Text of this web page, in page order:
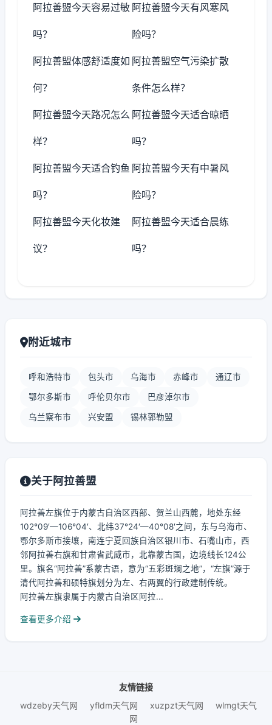
阿拉善盟今天容易过敏
吗？
阿拉善盟今天有风寒风
险吗？
阿拉善盟体感舒适度如
何？
阿拉善盟空气污染扩散
条件怎么样？
阿拉善盟今天路况怎么
样？
阿拉善盟今天适合晾晒
吗？
阿拉善盟今天适合钓鱼
吗？
阿拉善盟今天有中暑风
险吗？
阿拉善盟今天化妆建
议？
阿拉善盟今天适合晨练
吗？
附近城市
呼和浩特市 包头市 乌海市 赤峰市 通辽市
鄂尔多斯市 呼伦贝尔市 巴彦淖尔市
乌兰察布市 兴安盟 锡林郭勒盟
关于阿拉善盟
阿拉善左旗位于内蒙古自治区西部、贺兰山西麓，地处东经
102°09′—106°04′、北纬37°24′—40°08′之间，东与乌海市、
鄂尔多斯市接壤，南连宁夏回族自治区银川市、石嘴山市，西
邻阿拉善右旗和甘肃省武威市，北靠蒙古国，边境线长124公
里。旗名“阿拉善”系蒙古语，意为“五彩斑斓之地”，“左旗”源于
清代阿拉善和硕特旗划分为左、右两翼的行政建制传统。
阿拉善左旗隶属于内蒙古自治区阿拉...
查看更多介绍
友情链接
wdzeby天气网
yfldm天气网 xuzpzt天气网
wlmgt天气
网